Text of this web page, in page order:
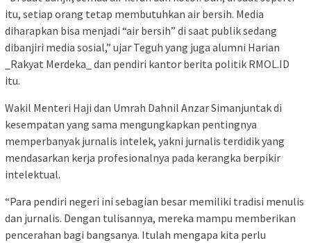
itu, setiap orang tetap membutuhkan air bersih. Media
diharapkan bisa menjadi “air bersih” di saat publik sedang
dibanjiri media sosial,” ujar Teguh yang juga alumni Harian
_Rakyat Merdeka_ dan pendiri kantor berita politik RMOL.ID
itu.
Wakil Menteri Haji dan Umrah Dahnil Anzar Simanjuntak di
kesempatan yang sama mengungkapkan pentingnya
memperbanyak jurnalis intelek, yakni jurnalis terdidik yang
mendasarkan kerja profesionalnya pada kerangka berpikir
intelektual.
“Para pendiri negeri ini sebagian besar memiliki tradisi menulis
dan jurnalis. Dengan tulisannya, mereka mampu memberikan
pencerahan bagi bangsanya. Itulah mengapa kita perlu